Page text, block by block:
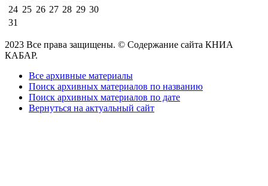
24 25 26 27 28 29 30
31
2023 Все права защищены. © Содержание сайта КНИА
КАБАР.
Все архивные материалы
Поиск архивных материалов по названию
Поиск архивных материалов по дате
Вернуться на актуальный сайт